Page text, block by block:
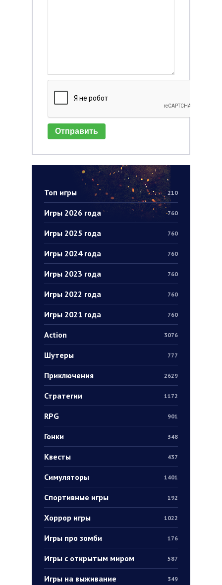
Топ игры 210
Игры 2026 года 760
Игры 2025 года 760
Игры 2024 года 760
Игры 2023 года 760
Игры 2022 года 760
Игры 2021 года 760
Action 3076
Шутеры 777
Приключения 2629
Стратегии 1172
RPG 901
Гонки 348
Квесты 437
Симуляторы 1401
Спортивные игры 192
Хоррор игры 1022
Игры про зомби 176
Игры с открытым миром 587
Игры на выживание 349
Отправить